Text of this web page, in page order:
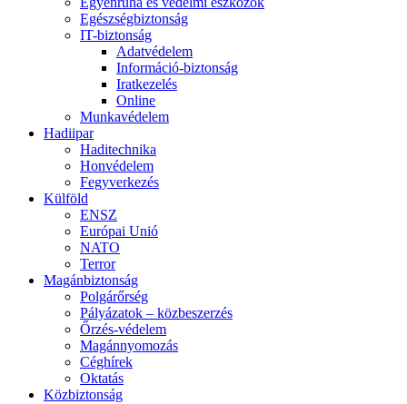
Egészségbiztonság
IT-biztonság
Adatvédelem
Információ-biztonság
Iratkezelés
Online
Munkavédelem
Hadiipar
Haditechnika
Honvédelem
Fegyverkezés
Külföld
ENSZ
Európai Unió
NATO
Terror
Magánbiztonság
Polgárőrség
Pályázatok – közbeszerzés
Őrzés-védelem
Magánnyomozás
Céghírek
Oktatás
Közbiztonság